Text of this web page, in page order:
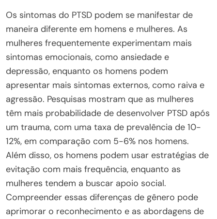
Os sintomas do PTSD podem se manifestar de
maneira diferente em homens e mulheres. As
mulheres frequentemente experimentam mais
sintomas emocionais, como ansiedade e
depressão, enquanto os homens podem
apresentar mais sintomas externos, como raiva e
agressão. Pesquisas mostram que as mulheres
têm mais probabilidade de desenvolver PTSD após
um trauma, com uma taxa de prevalência de 10-
12%, em comparação com 5-6% nos homens.
Além disso, os homens podem usar estratégias de
evitação com mais frequência, enquanto as
mulheres tendem a buscar apoio social.
Compreender essas diferenças de gênero pode
aprimorar o reconhecimento e as abordagens de